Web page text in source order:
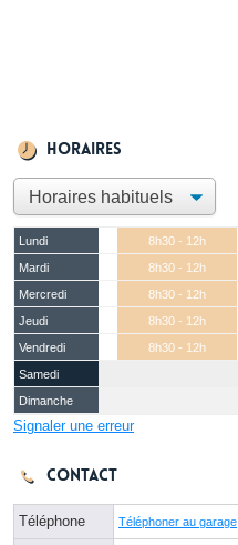
Horaires
Lundi 8h30 - 12h
Mardi
8h30 - 12h
Mercredi
8h30 - 12h
Jeudi
8h30 - 12h
Vendredi
8h30 - 12h
Samedi
Dimanche
Signaler une erreur
Contact
Téléphone Téléphoner au garage